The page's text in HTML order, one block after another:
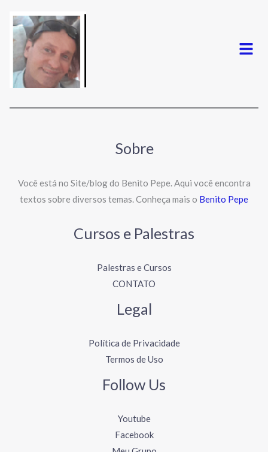
Menu
Sobre
Você está no Site/blog do Benito Pepe. Aqui você encontra
textos sobre diversos temas. Conheça mais o Benito Pepe
Cursos e Palestras
Palestras e Cursos
CONTATO
Legal
Política de Privacidade
Termos de Uso
Follow Us
Youtube
Facebook